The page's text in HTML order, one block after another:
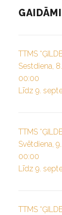
TTMS
Sestdiena,
00:00
Līdz 9.
TTMS
Svētdiena,
00:00
Līdz 9.
TTMS